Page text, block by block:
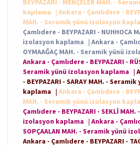
BEYPAZARI - MENÇELER MAH. -
kaplama
| Ankara - Çamlıdere -
MAH. - Seramik yünü izolasyon
Çamlıdere - BEYPAZARI - NUHHOCA
izolasyon kaplama | Ankara -
OYMAAĞAÇ MAH. - Seramik yünü
Ankara - Çamlıdere - BEYPAZARI -
Seramik yünü izolasyon kaplama |
- BEYPAZARI - SARAY MAH. -
kaplama | Ankara - Çamlıdere -
MAH. - Seramik yünü izolasyon
Çamlıdere - BEYPAZARI - SEKLİ
izolasyon kaplama | Ankara -
SOPÇAALAN MAH. - Seramik yünü
Ankara - Çamlıdere - BEYPAZARI -